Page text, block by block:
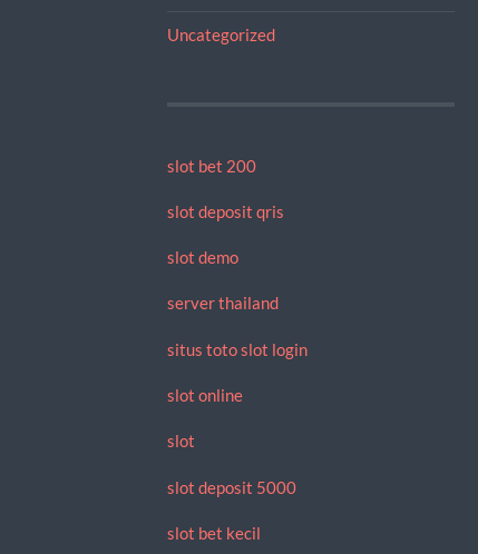
Uncategorized
slot bet 200
slot deposit qris
slot demo
server thailand
situs toto slot login
slot online
slot
slot deposit 5000
slot bet kecil